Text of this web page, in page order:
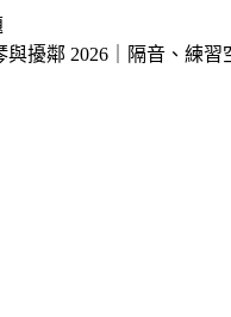
與擾鄰 2026｜隔音、練習